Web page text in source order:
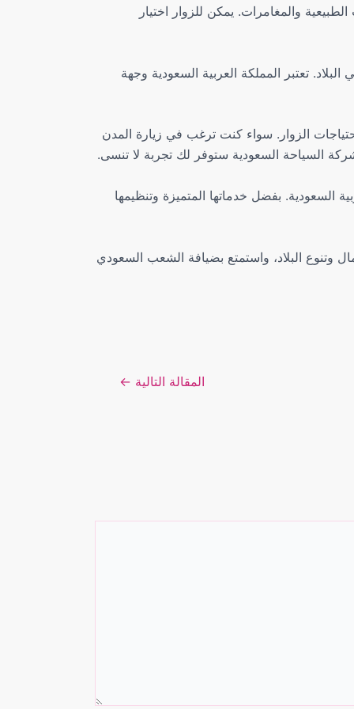
والمغامرات. يمكن للزوار اختيار
تعتبر المملكة العربية السعودية وجهة
الزوار. سواء كنت ترغب في زيارة المدن
السياحة السعودية ستوفر لك تجربة لا تنسى.
السعودية. بفضل خدماتها المتميزة وتنظيمها
وتنوع البلاد، واستمتع بضيافة الشعب السعودي
المقالة التالية ←